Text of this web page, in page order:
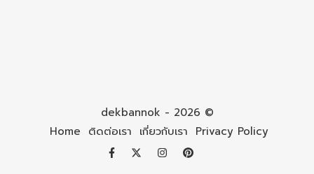
dekbannok - 2026 ©
Home ติดต่อเรา เกี่ยวกับเรา Privacy Policy